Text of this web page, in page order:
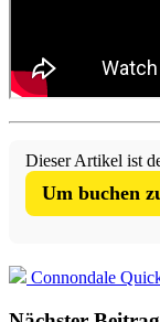
Dieser Artikel ist
Um buchen
Connondale